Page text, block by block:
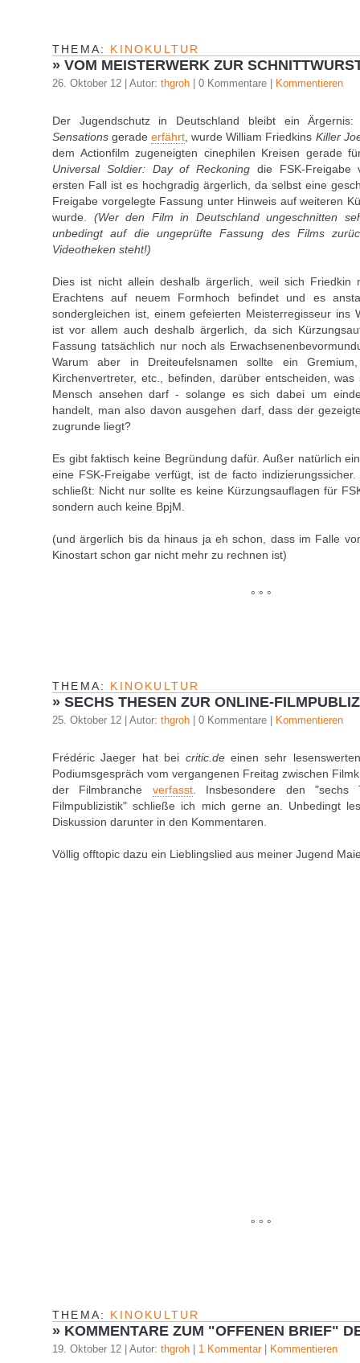
THEMA: KINOKULTUR
» VOM MEISTERWERK ZUR
26. Oktober 12 | Autor: thgroh | 0 Kommentare | Kommentieren
Der Jugendschutz in Deutschland bleibt ein
Sensations geradeerfährt , wurde William Friedkins Killer
dem Actionfilm zugeneigten cinephilen Kreisen gerade
Universal Soldier: Day of Reckoning die FSK-Freigabe
ersten Fall ist es hochgradig ärgerlich, da selbst eine
Freigabe vorgelegte Fassung unter Hinweis auf weiteren
wurde. (Wer den Film in Deutschland ungeschnitten
unbedingt auf die ungeprüfte Fassung des Films
Videotheken steht!)
Dies ist nicht allein deshalb ärgerlich, weil sich
Erachtens auf neuem Formhoch befindet und es
sondergleichen ist, einem gefeierten Meisterregisseur ins
ist vor allem auch deshalb ärgerlich, da sich
Fassung tatsächlich nur noch als
Warum aber in Dreiteufelsnamen sollte ein
Kirchenvertreter, etc., befinden, darüber entscheiden,
Mensch ansehen darf - solange es sich dabei um
handelt, man also davon ausgehen darf, dass der
zugrunde liegt?
Es gibt faktisch keine Begründung dafür. Außer natürlich
eine FSK-Freigabe verfügt, ist de facto
schließt: Nicht nur sollte es keine Kürzungsauflagen für
sondern auch keine BpjM.
(und ärgerlich bis da hinaus ja eh schon, dass im Falle
Kinostart schon gar nicht mehr zu rechnen ist)
° ° °
THEMA: KINOKULTUR
» SECHS THESEN ZUR ONLINE-
25. Oktober 12 | Autor: thgroh | 0 Kommentare | Kommentieren
Frédéric Jaeger hat bei critic.deeinen sehr
Podiumsgespräch vom vergangenen Freitag zwischen
der Filmbranche verfasst. Insbesondere den "sechs
Filmpublizistik" schließe ich mich gerne an. Unbedingt
Diskussion darunter in den Kommentaren.
Völlig offtopic dazu ein Lieblingslied aus meiner Jugend
° ° °
THEMA: KINOKULTUR
» KOMMENTARE ZUM "OFFENEN BRIEF"
19. Oktober 12 | Autor: thgroh 1 Kommentar| Kommentieren